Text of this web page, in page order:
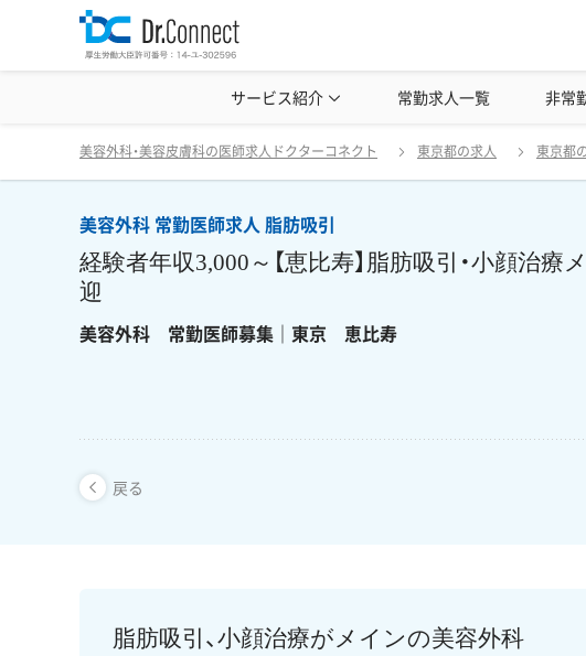
サービス紹介 常勤求人一覧 非常
美容クリニック見学・研修情報 美容外科・美容皮膚科の
美容外科・美容皮膚科の医師求人ドクターコネクト 東京都の求人 東京都
美容外科 常勤医師求人 脂肪吸引
経験者年収3,000～【恵比寿】脂肪吸引・小顔治
迎
美容外科 常勤医師募集｜東京 恵比寿
戻る
戻る 美容外科 常勤医師求人 脂肪吸引 経験者年収
脂肪吸引、小顔治療がメインの美容外科